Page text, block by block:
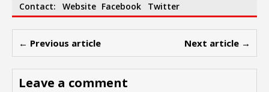
Contact:
Website Facebook Twitter
← Previous article Next article →
Leave a comment